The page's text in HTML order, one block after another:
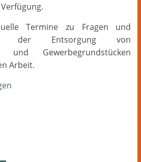
Termine zu Fragen und
der Entsorgung von
und Gewerbegrundstücken
Arbeit.